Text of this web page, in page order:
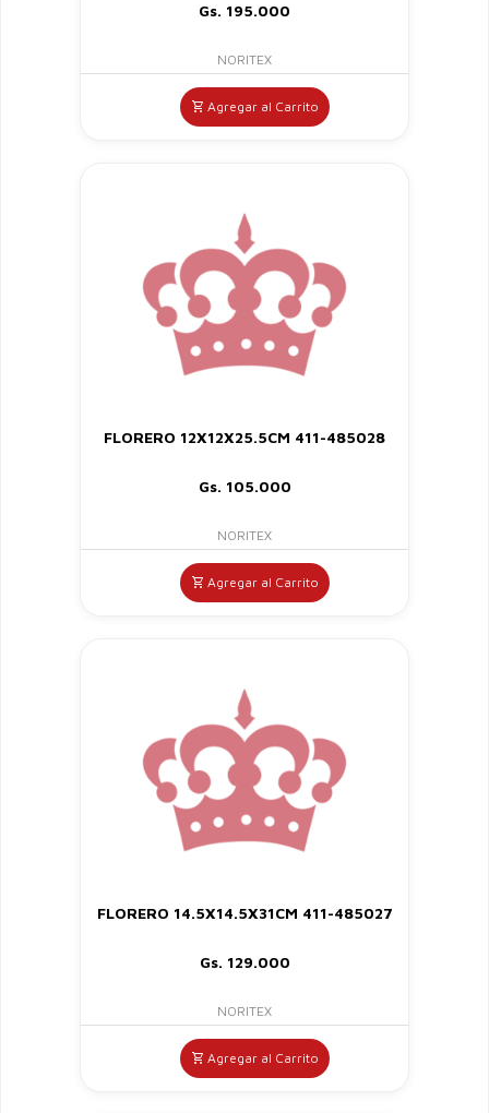
Gs. 195.000
NORITEX
Agregar al Carrito
FLORERO 12X12X25.5CM 411-485028
Gs. 105.000
NORITEX
Agregar al Carrito
FLORERO 14.5X14.5X31CM 411-485027
Gs. 129.000
NORITEX
Agregar al Carrito